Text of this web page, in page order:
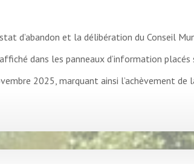
d’abandon et la délibération du Conseil
dans les panneaux d’information placés
2025, marquant ainsi l’achèvement de